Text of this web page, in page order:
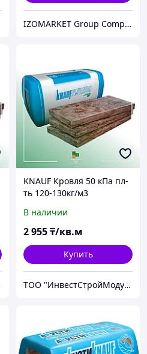
IZOMARKET Group Company Астана
KNAUF Кровля 50 кПа пл-
ть 120-130кг/м3
В наличии
2 955₸/кв.м
Купить
ТОО "ИнвестСтройМодуль-2030"